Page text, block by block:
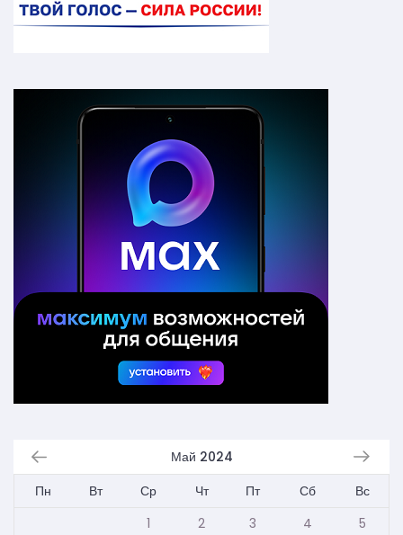
Май 2024
Пн
Вт Ср Чт Пт Сб
Вс
1
2 3 4
5